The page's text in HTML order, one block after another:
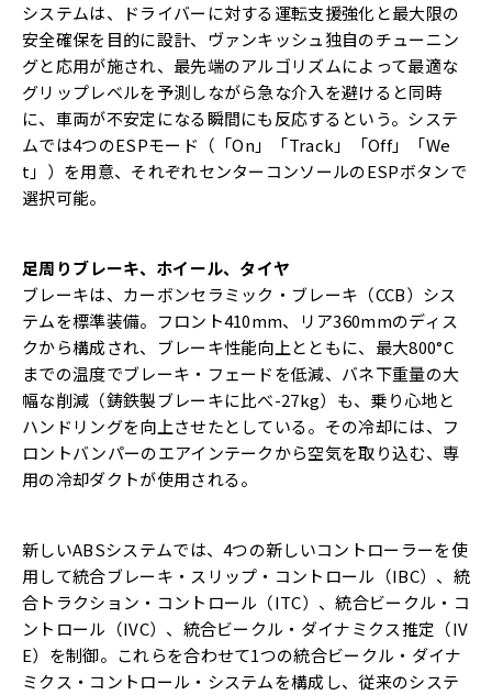
システムは、ドライバーに対する運転支援強化と最大限の
安全確保を目的に設計、ヴァンキッシュ独自のチューニン
グと応用が施され、最先端のアルゴリズムによって最適な
グリップレベルを予測しながら急な介入を避けると同時
に、車両が不安定になる瞬間にも反応するという。システ
ムでは4つのESPモード（「On」「Track」「Off」「We
t」）を用意、それぞれセンターコンソールのESPボタンで
選択可能。
足周り――ブレーキ、ホイール、タイヤ
ブレーキは、カーボンセラミック・ブレーキ（CCB）シス
テムを標準装備。フロント410mm、リア360mmのディス
クから構成され、ブレーキ性能向上とともに、最大800°C
までの温度でブレーキ・フェードを低減、バネ下重量の大
幅な削減（鋳鉄製ブレーキに比べ-27kg）も、乗り心地と
ハンドリングを向上させたとしている。その冷却には、フ
ロントバンパーのエアインテークから空気を取り込む、専
用の冷却ダクトが使用される。
新しいABSシステムでは、4つの新しいコントローラーを使
用して統合ブレーキ・スリップ・コントロール（IBC）、統
合トラクション・コントロール（ITC）、統合ビークル・コ
ントロール（IVC）、統合ビークル・ダイナミクス推定（IV
E）を制御。これらを合わせて1つの統合ビークル・ダイナ
ミクス・コントロール・システムを構成し、従来のシステ